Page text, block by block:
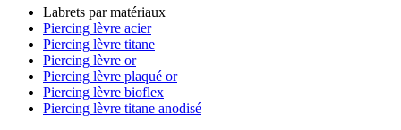
Labrets par matériaux
Piercing lèvre acier
Piercing lèvre titane
Piercing lèvre or
Piercing lèvre plaqué or
Piercing lèvre bioflex
Piercing lèvre titane anodisé